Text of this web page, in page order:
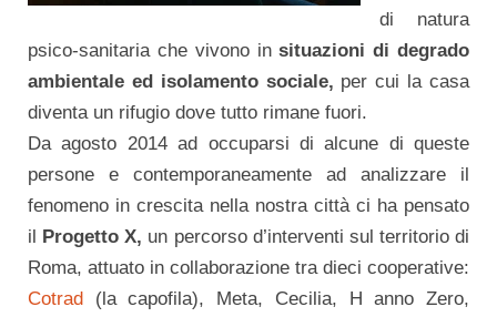
di natura
psico-sanitaria che vivono insituazioni di degrado
ambientale ed isolamento sociale, per cui la casa
diventa un rifugio dove tutto rimane fuori.
Da agosto 2014 ad occuparsi di alcune di queste
persone e contemporaneamente ad analizzare il
fenomeno in crescita nella nostra città ci ha pensato
il Progetto X, un percorso d’interventi sul territorio di
Roma, attuato in collaborazione tra dieci cooperative:
Cotrad (la capofila), Meta, Cecilia, H anno Zero,